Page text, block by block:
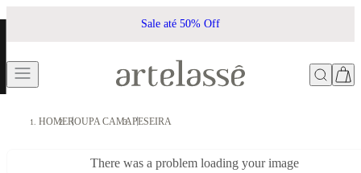
Sale até 50% Off
HOMEROUPA CAMAPESEIRA
There was a problem loading your image